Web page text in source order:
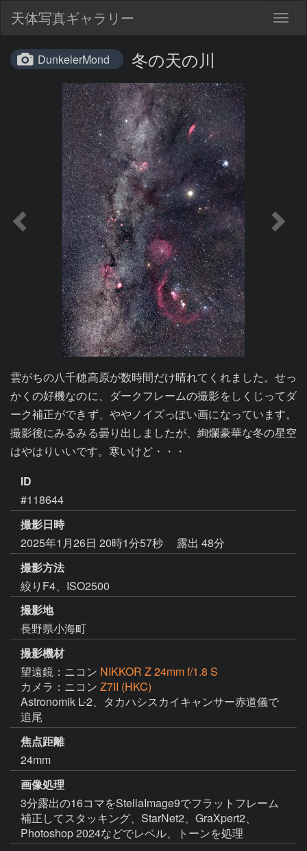
天体写真ギャラリー
DunkelerMond 冬の天の川
雲がちの八千穂高原が数時間だけ晴れてくれました。せっ
かくの好機なのに、ダークフレームの撮影をしくじってダ
ーク補正ができず、ややノイズっぽい画になっています。
撮影後にみるみる曇り出しましたが、絢爛豪華な冬の星空
はやはりいいです。寒いけど・・・
ID
#118644
撮影日時
2025年1月26日 20時1分57秒
露出 48分
撮影方法
絞りF4、ISO2500
撮影地
長野県小海町
撮影機材
望遠鏡：ニコン NIKKOR Z 24mm f/1.8 S
カメラ：ニコン Z7II (HKC)
Astronomik L-2、タカハシスカイキャンサー赤道儀で
追尾
焦点距離
24mm
画像処理
3分露出の16コマをStellaImage9でフラットフレーム
補正してスタッキング、StarNet2、GraXpert2、
Photoshop 2024などでレベル、トーンを処理